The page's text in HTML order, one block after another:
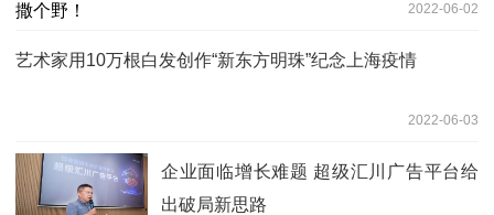
2022-06-02
艺术家用10万根白发创作“新东方明珠”纪念上海疫情
2022-06-03
企业面临增长难题 超级汇川广告平台给
出破局新思路